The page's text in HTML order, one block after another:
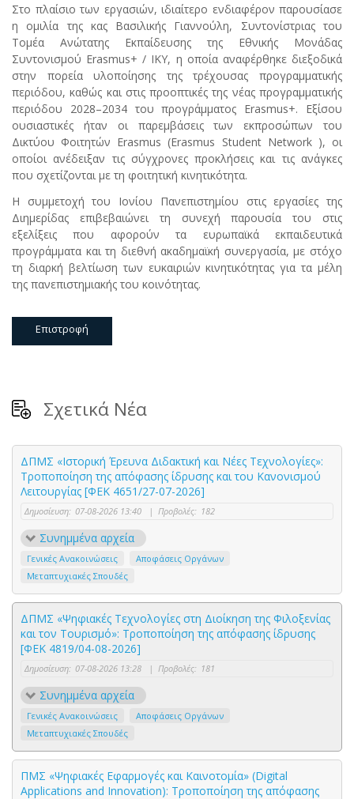
Στο πλαίσιο των εργασιών, ιδιαίτερο ενδιαφέρον παρουσίασε
η ομιλία της κας Βασιλικής Γιαννούλη, Συντονίστριας του
Τομέα Ανώτατης Εκπαίδευσης της Εθνικής Μονάδας
Συντονισμού Erasmus+ / ΙΚΥ, η οποία αναφέρθηκε διεξοδικά
στην πορεία υλοποίησης της τρέχουσας προγραμματικής
περιόδου, καθώς και στις προοπτικές της νέας προγραμματικής
περιόδου 2028–2034 του προγράμματος Erasmus+. Εξίσου
ουσιαστικές ήταν οι παρεμβάσεις των εκπροσώπων του
Δικτύου Φοιτητών Erasmus (Erasmus Student Network ), οι
οποίοι ανέδειξαν τις σύγχρονες προκλήσεις και τις ανάγκες
που σχετίζονται με τη φοιτητική κινητικότητα.
Η συμμετοχή του Ιονίου Πανεπιστημίου στις εργασίες της
Διημερίδας επιβεβαιώνει τη συνεχή παρουσία του στις
εξελίξεις που αφορούν τα ευρωπαϊκά εκπαιδευτικά
προγράμματα και τη διεθνή ακαδημαϊκή συνεργασία, με στόχο
τη διαρκή βελτίωση των ευκαιριών κινητικότητας για τα μέλη
της πανεπιστημιακής του κοινότητας.
Επιστροφή
Σχετικά Νέα
ΔΠΜΣ «Ιστορική Έρευνα Διδακτική και Νέες Τεχνολογίες»:
Τροποποίηση της απόφασης ίδρυσης και του Κανονισμού
Λειτουργίας [ΦΕΚ 4651/27-07-2026]
Δημοσίευση: 07-08-2026 13:40 | Προβολές: 182
Συνημμένα αρχεία
Γενικές Ανακοινώσεις
Αποφάσεις Οργάνων
Μεταπτυχιακές Σπουδές
ΔΠΜΣ «Ψηφιακές Τεχνολογίες στη Διοίκηση της Φιλοξενίας
και τον Τουρισμό»: Τροποποίηση της απόφασης ίδρυσης
[ΦΕΚ 4819/04-08-2026]
Δημοσίευση: 07-08-2026 13:28 | Προβολές: 181
Συνημμένα αρχεία
Γενικές Ανακοινώσεις
Αποφάσεις Οργάνων
Μεταπτυχιακές Σπουδές
ΠΜΣ «Ψηφιακές Εφαρμογές και Καινοτομία» (Digital
Applications and Innovation): Τροποποίηση της απόφασης